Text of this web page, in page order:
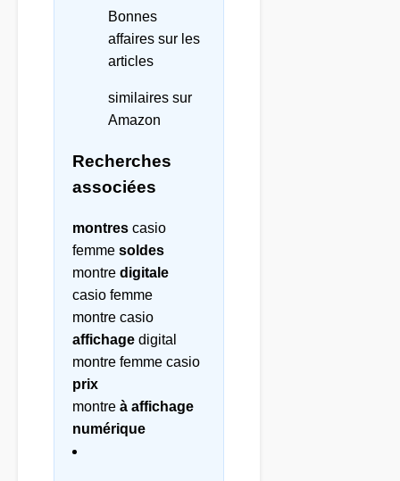
Bonnes
affaires sur les
articles
similaires sur
Amazon
Recherches
associées
montres casio
femme soldes
montre digitale
casio femme
montre casio
affichage digital
montre femme casio
prix
montre à affichage
numérique